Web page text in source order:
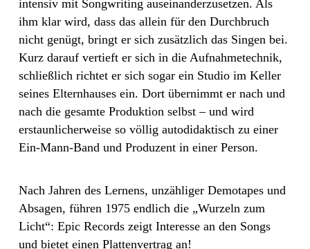
intensiv mit Songwriting auseinanderzusetzen. Als
ihm klar wird, dass das allein für den Durchbruch
nicht genügt, bringt er sich zusätzlich das Singen bei.
Kurz darauf vertieft er sich in die Aufnahmetechnik,
schließlich richtet er sich sogar ein Studio im Keller
seines Elternhauses ein. Dort übernimmt er nach und
nach die gesamte Produktion selbst – und wird
erstaunlicherweise so völlig autodidaktisch zu einer
Ein-Mann-Band und Produzent in einer Person.
Nach Jahren des Lernens, unzähliger Demotapes und
Absagen, führen 1975 endlich die „Wurzeln zum
Licht“: Epic Records zeigt Interesse an den Songs
und bietet einen Plattenvertrag an!